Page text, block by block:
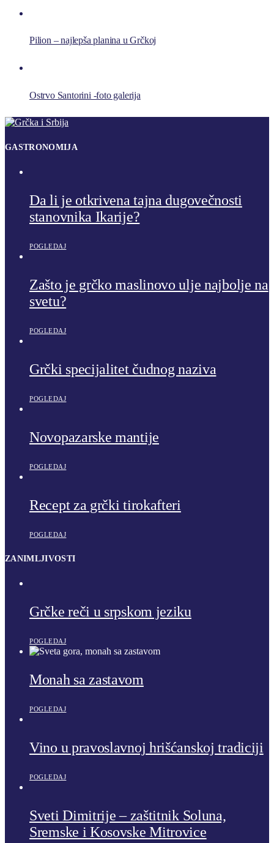
Pilion – najlepša planina u Grčkoj
Ostrvo Santorini -foto galerija
GASTRONOMIJA
Da li je otkrivena tajna dugovečnosti
stanovnika Ikarije?
POGLEDAJ
Zašto je grčko maslinovo ulje najbolje na
svetu?
POGLEDAJ
Grčki specijalitet čudnog naziva
POGLEDAJ
Novopazarske mantije
POGLEDAJ
Recept za grčki tirokafteri
POGLEDAJ
ZANIMLJIVOSTI
Grčke reči u srpskom jeziku
POGLEDAJ
Monah sa zastavom
POGLEDAJ
Vino u pravoslavnoj hrišćanskoj tradiciji
POGLEDAJ
Sveti Dimitrije – zaštitnik Soluna,
Sremske i Kosovske Mitrovice